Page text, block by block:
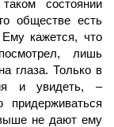
состоянии
обществе есть
кажется, что
лишь
глаза. Только в
и увидеть, –
не дают ему